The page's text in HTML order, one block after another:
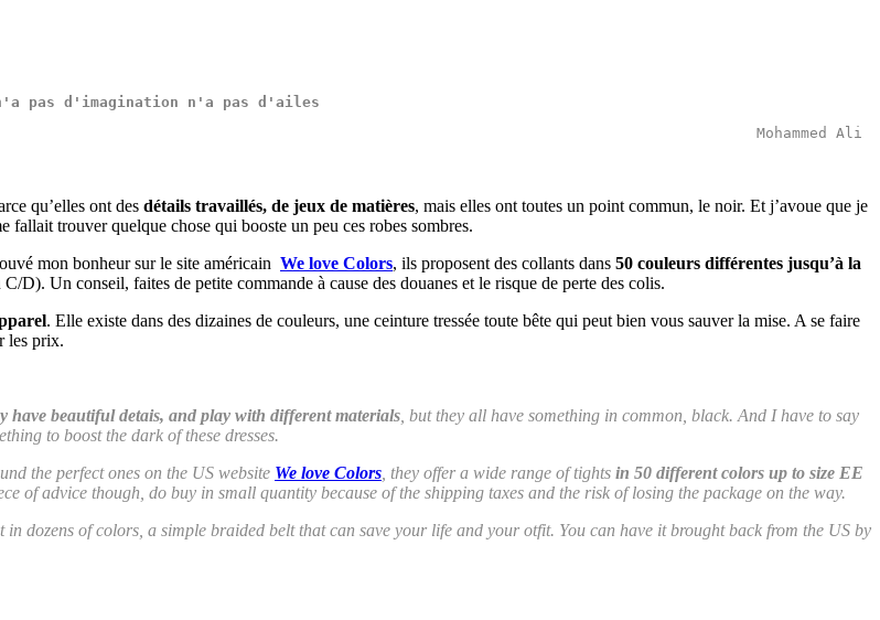
pas d' imagination n'a pas d' ailes
Mohammed Ali
qu’elles ont des détails travaillés, de jeux de matières, mais elles ont toutes un point commun, le noir. Et j’avoue que je
trouver quelque chose qui booste un peu ces robes sombres.
mon bonheur sur le site américain We love Colors, ils proposent des collants dans 50 couleurs différentes jusqu’à la
Un conseil, faites de petite commande à cause des douanes et le risque de perte des colis.
. Elle existe dans des dizaines de couleurs, une ceinture tressée toute bête qui peut bien vous sauver la mise. A se faire
les prix.
have beautiful detais, and play with different materials , but they all have something in common, black. And I have to say
to boost the dark of these dresses.
the perfect ones on the US website We love Colors , they offer a wide range of tights in 50 different colors up to size EE
of advice though, do buy in small quantity because of the shipping taxes and the risk of losing the package on the way.
in dozens of colors, a simple braided belt that can save your life and your otfit. You can have it brought back from the US by